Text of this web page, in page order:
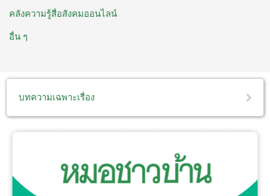
คลังความรู้สื่อสังคมออนไลน์
อื่น ๆ
บทความเฉพาะเรื่อง